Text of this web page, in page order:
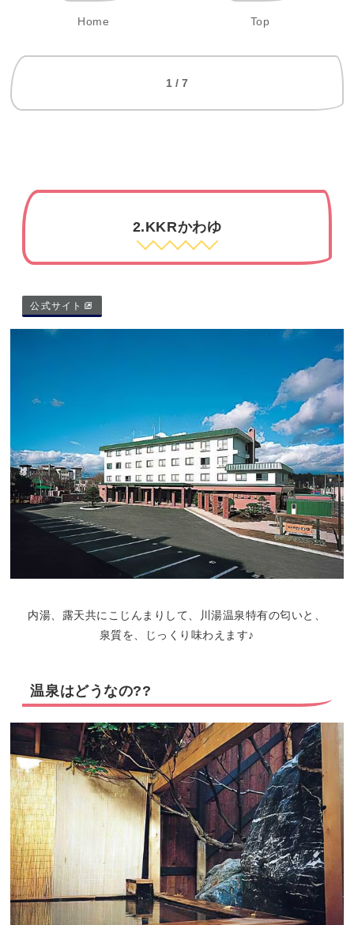
Home Top
1 / 7
2.KKRかわゆ
公式サイト
内湯、露天共にこじんまりして、川湯温泉特有の匂いと、
泉質を、じっくり味わえます♪
温泉はどうなの??